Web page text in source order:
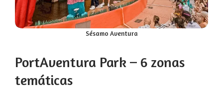
Sésamo Aventura
PortAventura Park – 6 zonas
temáticas